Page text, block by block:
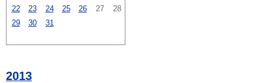
22
23 24 25 26 27
28
29
30 31
2013